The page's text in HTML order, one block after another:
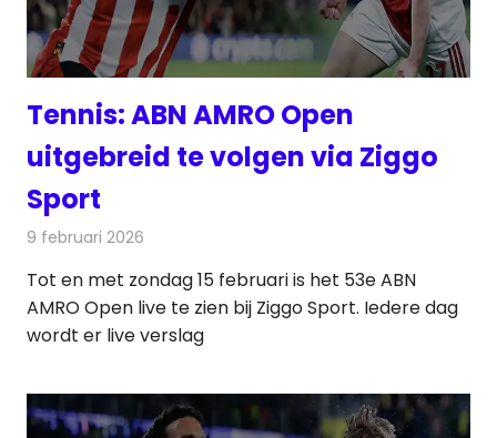
Tennis: ABN AMRO Open
uitgebreid te volgen via Ziggo
Sport
9 februari 2026
Tot en met zondag 15 februari is het 53e ABN
AMRO Open live te zien bij Ziggo Sport. Iedere dag
wordt er live verslag